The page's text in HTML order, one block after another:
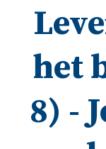
navigatie
het
8) -